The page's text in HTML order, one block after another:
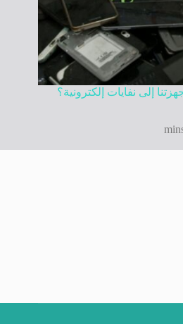
إلى نفايات إلكترونية؟